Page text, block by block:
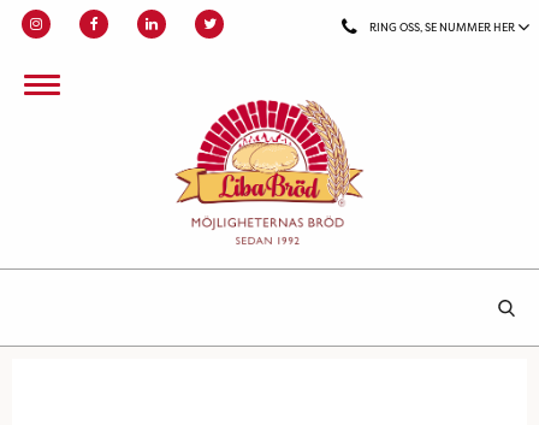
RING OSS, SE NUMMER HER